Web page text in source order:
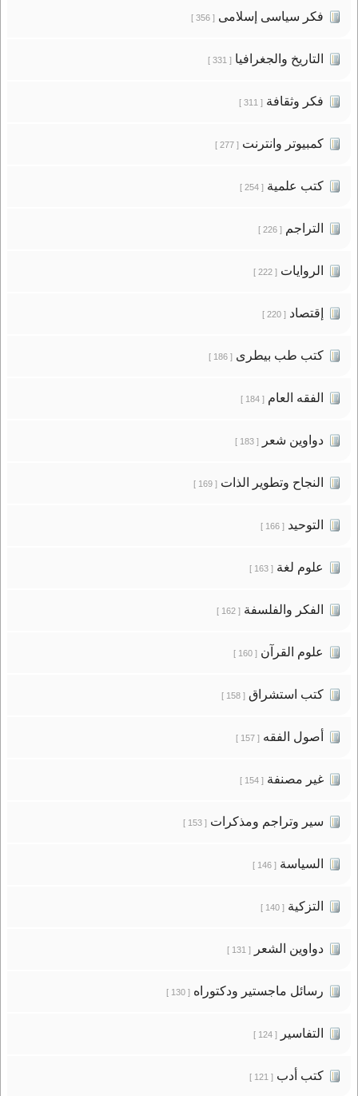
فكر سياسى إسلامى[ 356 ]
التاريخ والجغرافيا[ 331 ]
فكر وثقافة[ 311 ]
كمبيوتر وانترنت[ 277 ]
كتب علمية[ 254 ]
التراجم[ 226 ]
الروايات[ 222 ]
إقتصاد[ 220 ]
كتب طب بيطرى[ 186 ]
الفقه العام[ 184 ]
دواوين شعر[ 183 ]
النجاح وتطوير الذات[ 169 ]
التوحيد[ 166 ]
علوم لغة[ 163 ]
الفكر والفلسفة[ 162 ]
علوم القرآن[ 160 ]
كتب استشراق[ 158 ]
أصول الفقه[ 157 ]
غير مصنفة[ 154 ]
سير وتراجم ومذكرات[ 153 ]
السياسة[ 146 ]
التزكية[ 140 ]
دواوين الشعر[ 131 ]
رسائل ماجستير ودكتوراه[ 130 ]
التفاسير[ 124 ]
كتب أدب[ 121 ]